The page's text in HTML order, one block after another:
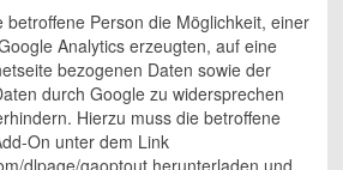
Person die Möglichkeit, einer
Analytics erzeugten, auf eine
bezogenen Daten sowie der
durch Google zu widersprechen
Hierzu muss die betroffene
On unter dem Link